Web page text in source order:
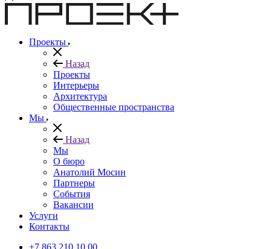
Проекты
Назад
Проекты
Интерьеры
Архитектура
Общественные пространства
Мы
Назад
Мы
О бюро
Анатолий Мосин
Партнеры
События
Вакансии
Услуги
Контакты
+7 863 210 10 00